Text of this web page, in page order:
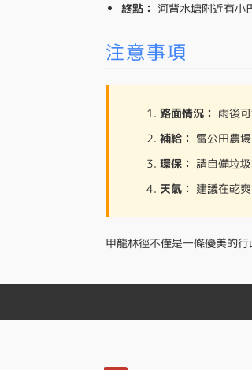
終點： 河背水塘附近有小
注意事項
路面情況： 雨後
補給： 雷公田農
環保： 請自備垃
天氣： 建議在乾
甲龍林徑不僅是一條優美的